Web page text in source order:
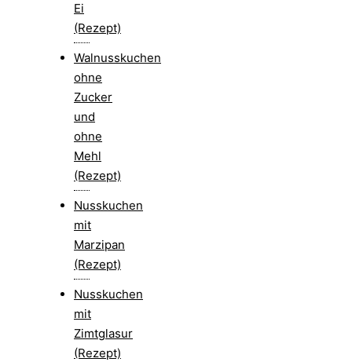
Ei
(Rezept)
Walnusskuchen
ohne
Zucker
und
ohne
Mehl
(Rezept)
Nusskuchen
mit
Marzipan
(Rezept)
Nusskuchen
mit
Zimtglasur
(Rezept)